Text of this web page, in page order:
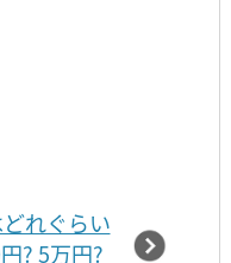
れぐらい
? 5万円?